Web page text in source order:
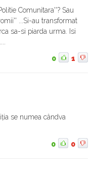
Comunitara''? Sau
...Si-au transformat
sa-si piarda urma. Isi
0 1
se numea cândva
0 0